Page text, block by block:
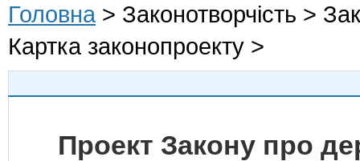
Головна > Законотворчість >
Картка законопроекту >
Проект Закону про